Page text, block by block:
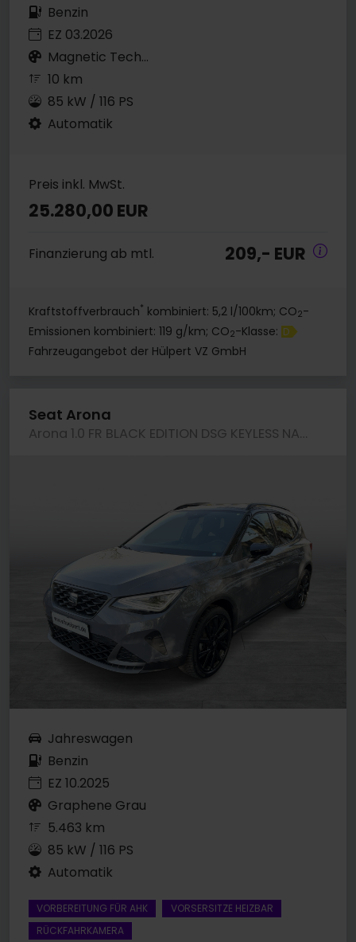
Benzin
EZ 03.2026
Magnetic Tech...
10 km
85 kW / 116 PS
Automatik
Preis inkl. MwSt.
25.280,00 EUR
Finanzierung ab mtl. 209,- EUR
Kraftstoffverbrauch* kombiniert: 5,2 l/100km; CO2-
Emissionen kombiniert: 119 g/km; CO2-Klasse: D
Fahrzeugangebot der Hülpert VZ GmbH
Seat Arona
Arona 1.0 FR BLACK EDITION DSG KEYLESS NAVI LM18
Jahreswagen
Benzin
EZ 10.2025
Graphene Grau
5.463 km
85 kW / 116 PS
Automatik
VORBEREITUNG FÜR AHK
VORSERSITZE HEIZBAR
RÜCKFAHRKAMERA